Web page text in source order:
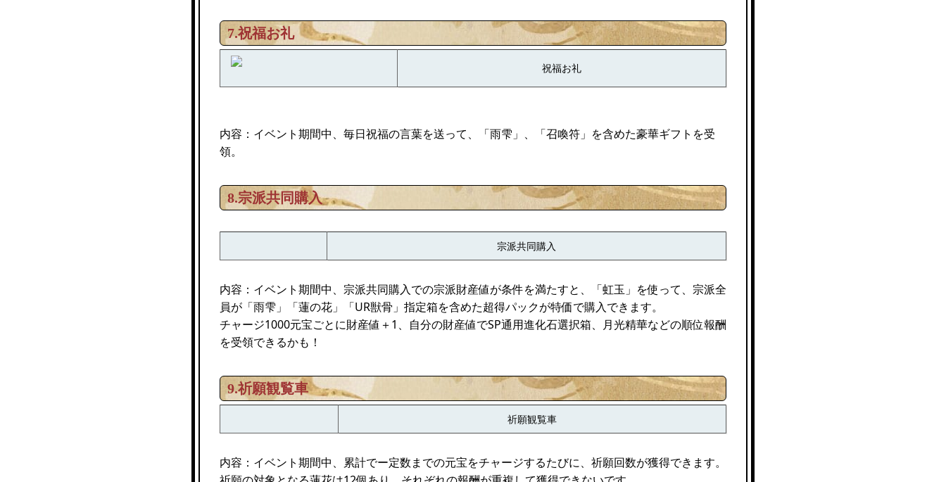
7.祝福お礼
祝福お礼
内容：イベント期間中、毎日祝福の言葉を送って、「雨雫」、「召喚符」を含めた豪華ギフトを受
領。
8.宗派共同購入
宗派共同購入
内容：イベント期間中、宗派共同購入での宗派財産値が条件を満たすと、「虹玉」を使って、宗派全
員が「雨雫」「蓮の花」「UR獣骨」指定箱を含めた超得パックが特価で購入できます。
チャージ1000元宝ごとに財産値＋1、自分の財産値でSP通用進化石選択箱、月光精華などの順位報酬
を受領できるかも！
9.祈願観覧車
祈願観覧車
内容：イベント期間中、累計でー定数までの元宝をチャージするたびに、祈願回数が獲得できます。